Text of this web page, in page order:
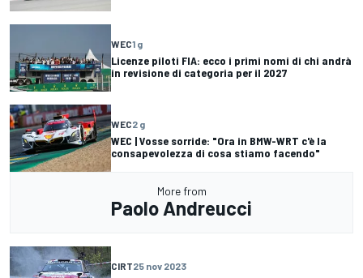
WEC1 g
Licenze piloti FIA: ecco i primi nomi di chi andrà
in revisione di categoria per il 2027
WEC2 g
WEC | Vosse sorride: "Ora in BMW-WRT c'è la
consapevolezza di cosa stiamo facendo"
More from
Paolo Andreucci
CIRT25 nov 2023